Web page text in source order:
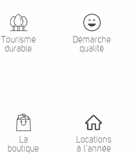
Tourisme
durable
Démarche
qualité
La
boutique
Locations
à l’année